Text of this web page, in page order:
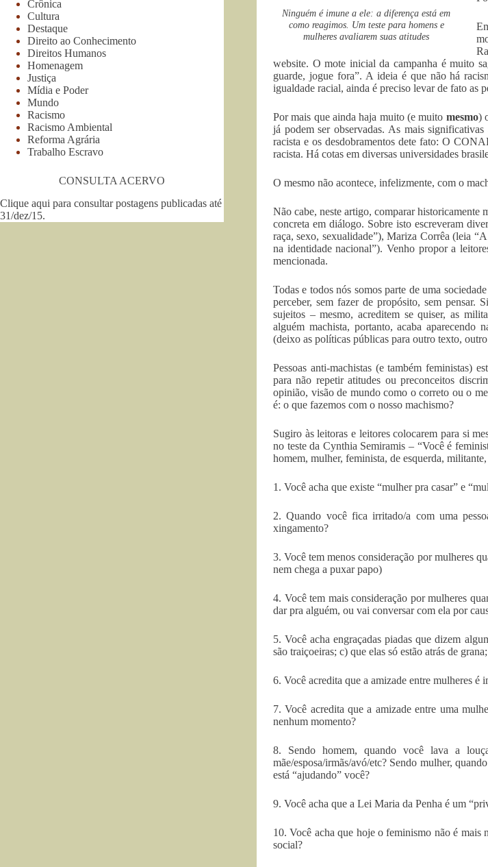
Ninguém é imune a ele: a diferença está em
como reagimos. Um teste para homens e
mulheres avaliarem suas atitudes
website. O mote inicial da campanha é muito
guarde, jogue fora”. A ideia é que não há
igualdade racial, ainda é preciso levar de fato as
Por mais que ainda haja muito (e muito mesmo)
já podem ser observadas. As mais
racista e os desdobramentos dete fato: O
racista. Há cotas em diversas universidades
O mesmo não acontece, infelizmente, com o
Não cabe, neste artigo, comparar historicamente
concreta em diálogo. Sobre isto escreveram
raça, sexo, sexualidade”), Mariza Corrêa (leia
na identidade nacional”). Venho propor a
mencionada.
Todas e todos nós somos parte de uma
perceber, sem fazer de propósito, sem pensar.
sujeitos – mesmo, acreditem se quiser, as
alguém machista, portanto, acaba
(deixo as políticas públicas para outro texto,
Pessoas anti-machistas (e também feministas)
para não repetir atitudes ou preconceitos
opinião, visão de mundo como o correto ou o
é: o que fazemos com o nosso machismo?
Sugiro às leitoras e leitores colocarem para si
no teste da Cynthia Semiramis – “Você é
homem, mulher, feminista, de esquerda,
1. Você acha que existe “mulher pra casar” e
2. Quando você fica irritado/a com uma
xingamento?
3. Você tem menos consideração por mulheres
nem chega a puxar papo)
4. Você tem mais consideração por mulheres
dar pra alguém, ou vai conversar com ela por
5. Você acha engraçadas piadas que dizem
são traiçoeiras; c) que elas só estão atrás de
6. Você acredita que a amizade entre mulheres é
7. Você acredita que a amizade entre uma
nenhum momento?
8. Sendo homem, quando você lava a
mãe/esposa/irmãs/avó/etc? Sendo mulher,
está “ajudando” você?
9. Você acha que a Lei Maria da Penha é um
10. Você acha que hoje o feminismo não é mais
social?
Crônica
Cultura
Destaque
Direito ao Conhecimento
Direitos Humanos
Homenagem
Justiça
Mídia e Poder
Mundo
Racismo
Racismo Ambiental
Reforma Agrária
Trabalho Escravo
CONSULTA ACERVO
Clique aqui para consultar postagens publicadas até
31/dez/15.